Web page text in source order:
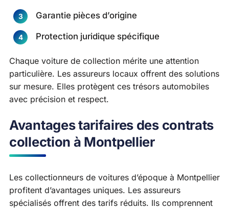
Garantie pièces d’origine
Protection juridique spécifique
Chaque voiture de collection mérite une attention
particulière. Les assureurs locaux offrent des solutions
sur mesure. Elles protègent ces trésors automobiles
avec précision et respect.
Avantages tarifaires des contrats
collection à Montpellier
Les collectionneurs de voitures d’époque à Montpellier
profitent d’avantages uniques. Les assureurs
spécialisés offrent des tarifs réduits. Ils comprennent